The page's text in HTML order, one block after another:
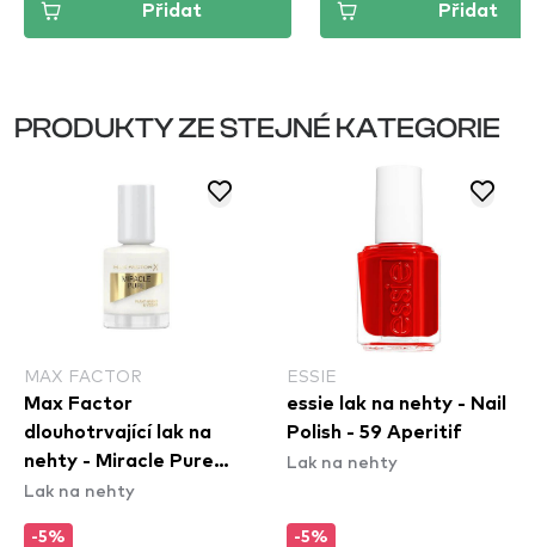
Přidat Přidat
PRODUKTY ZE STEJNÉ KATEGORIE
MAX FACTOR
Max Factor
dlouhotrvající lak na
nehty - Miracle Pure
Nail Colour - 155
Lak na nehty
-5%
ESSIE
essie lak na nehty - Nail
Polish - 59 Aperitif
Lak na nehty
-5%